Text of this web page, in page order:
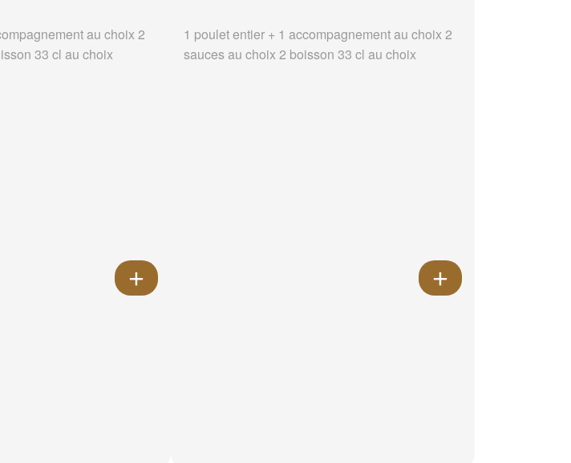
au choix 2
33 cl au choix
1 poulet entier + 1 accompagnement au choix 2
sauces au choix 2 boisson 33 cl au choix